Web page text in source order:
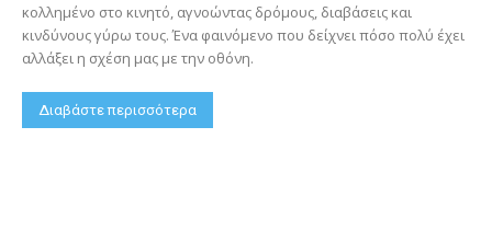
κολλημένο στο κινητό, αγνοώντας δρόμους, διαβάσεις και
κινδύνους γύρω τους. Ένα φαινόμενο που δείχνει πόσο πολύ έχει
αλλάξει η σχέση μας με την οθόνη.
Διαβάστε περισσότερα